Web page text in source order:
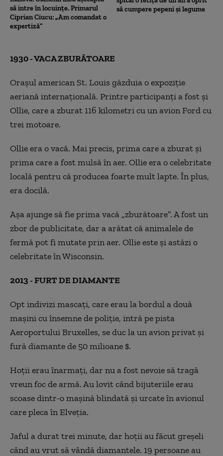
să intre în locuințe. Primarul
Ciprian Ciucu: „Am comandat o
expertiză”
să cumpere pepeni și legume
1930 - VACA ZBURĂTOARE
Orașul american St. Louis găzduia o expoziție
aeriană internațională. Printre participanți a fost și
Ollie, care a zburat 116 kilometri cu un avion Ford cu
trei motoare.
Ollie era o vacă. Mai precis, prima care a zburat și
prima care a fost mulsă în aer. Ollie era o celebritate
locală pentru că producea foarte mult lapte. În plus,
era docilă.
Așa ajunge să fie prima vacă „zburătoare”. A fost un
zbor de publicitate, dar a arătat că animalele de
fermă pot fi mutate prin aer. Ollie este și astăzi o
celebritate în Wisconsin.
2013 - FURT DE DIAMANTE
Opt indivizi mascați, care erau la bordul a două
mașini cu însemne de poliție, intră pe pista
Aeroportului Bruxelles, se duc la un avion privat și
fură diamante de 50 milioane $.
Hoții erau înarmați, dar nu a fost nevoie să tragă
vreun foc de armă. Au lovit când bijuteriile erau
scoase dintr-o mașină blindată și urcate în avionul
care pleca în Elveția.
Jaful a durat trei minute, dar hoții au făcut greșeli
când au vrut să vândă diamantele. 19 persoane au